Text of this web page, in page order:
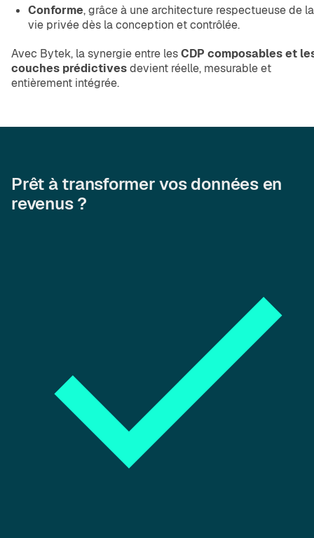
Conforme, grâce à une architecture respectueuse de la
vie privée dès la conception et contrôlée.
Avec Bytek, la synergie entre lesCDP composables et
couches prédictivesdevient réelle, mesurable et
entièrement intégrée.
Prêt à transformer vos données en
revenus ?